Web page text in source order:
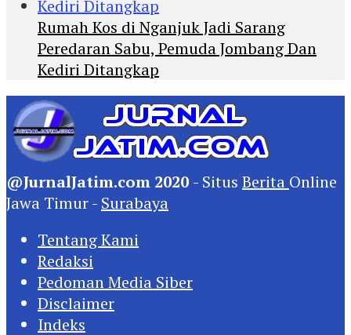
Rumah Kos di Nganjuk Jadi Sarang
Peredaran Sabu, Pemuda Jombang Dan
Kediri Ditangkap
@JurnalJatim.com 2020 - Situs Berita Online
Jawa Timur - Surabaya
Tentang Kami
Redaksi
Pedoman Media Siber
Disclaimer
Indeks